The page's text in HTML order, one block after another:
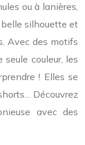
ou à lanières,
silhouette et
Avec des motifs
seule couleur, les
! Elles se
Découvrez
avec des